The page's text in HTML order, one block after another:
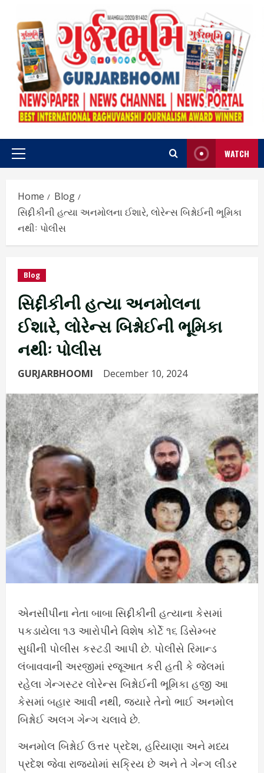
content
Primary
WATCH
Home
Blog
સિદ્દીકીની હત્યા અનમોલના ઈશારે, લોરેન્સ બિશ્નોઈની ભૂમિકા
નથીઃ પોલીસ
Blog
સિદ્દીકીની હત્યા અનમોલના
ઈશારે, લોરેન્સ બિશ્નોઈની ભૂમિકા
નથીઃ પોલીસ
GURJARBHOOMI December 10, 2024
એનસીપીના નેતા બાબા સિદ્દીકીની હત્યાના કેસમાં
પકડાયેલા ૧૩ આરોપીને વિશેષ કોર્ટે ૧૬ ડિસેમ્બર
સુધીની પોલીસ કસ્ટડી આપી છે. પોલીસે રિમાન્ડ
લંબાવવાની અરજીમાં રજૂઆત કરી હતી કે જેલમાં
રહેલા ગેન્ગસ્ટર લોરેન્સ બિશ્નોઈની ભૂમિકા હજી આ
કેસમાં બહાર આવી નથી, જ્યારે તેનો ભાઈ અનમોલ
બિશ્નોઈ અલગ ગેન્ગ ચલાવે છે.
અનમોલ બિશ્નોઈ ઉત્તર પ્રદેશ, હરિયાણા અને મધ્ય
પ્રદેશ જેવા રાજ્યોમાં સક્રિય છે અને તે ગેન્ગ લીડર